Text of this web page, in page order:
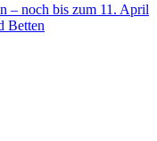
– noch bis zum 11. April
Betten